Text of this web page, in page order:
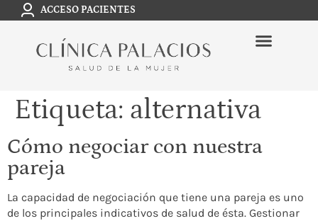
ACCESO PACIENTES
Etiqueta: alternativa
Cómo negociar con nuestra
pareja
La capacidad de negociación que tiene una pareja es uno
de los principales indicativos de salud de ésta. Gestionar